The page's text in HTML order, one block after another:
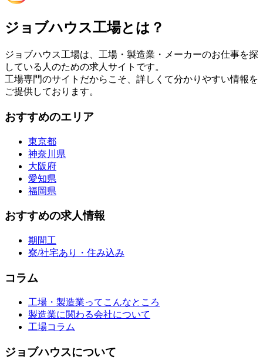
ジョブハウス工場とは？
ジョブハウス工場は、工場・製造業・メーカーのお仕事を探
している人のための求人サイトです。
工場専門のサイトだからこそ、詳しくて分かりやすい情報を
ご提供しております。
おすすめのエリア
東京都
神奈川県
大阪府
愛知県
福岡県
おすすめの求人情報
期間工
寮/社宅あり・住み込み
コラム
工場・製造業ってこんなところ
製造業に関わる会社について
工場コラム
ジョブハウスについて